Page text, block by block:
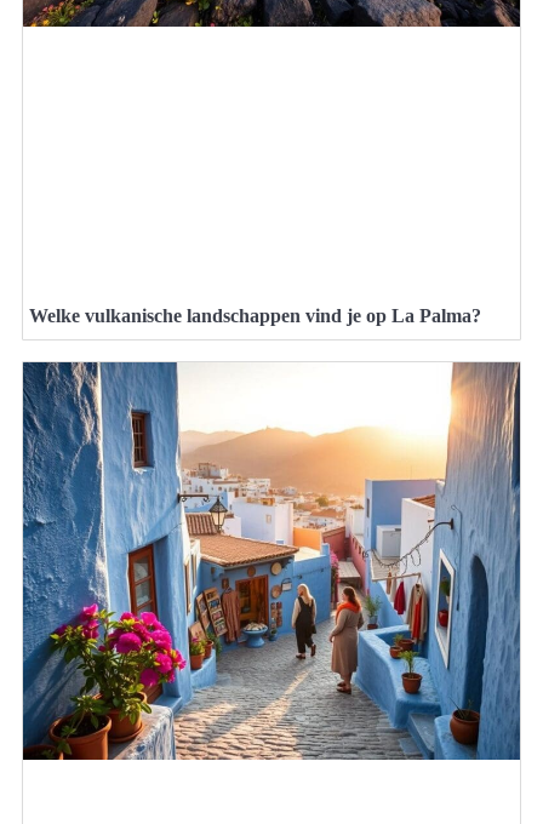
Welke vulkanische landschappen vind je op La Palma?